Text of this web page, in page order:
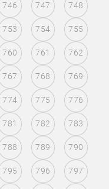
746 747 748
753 754 755
760 761 762
767 768 769
774 775 776
781 782 783
788 789 790
795 796 797